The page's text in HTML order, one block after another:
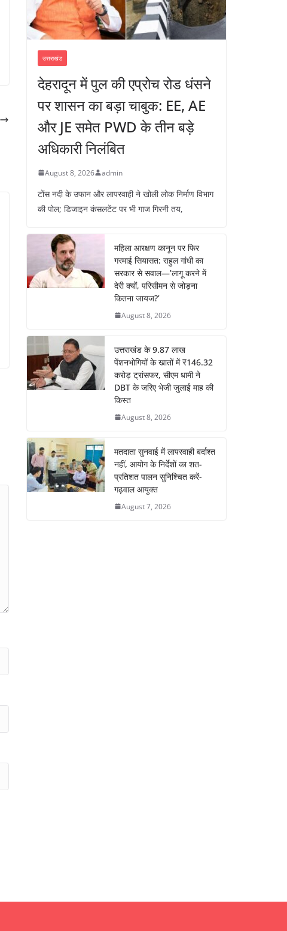
उत्तराखंड
देहरादून में पुल की एप्रोच रोड धंसने
पर शासन का बड़ा चाबुक: EE, AE
और JE समेत PWD के तीन बड़े
अधिकारी निलंबित
August 8, 2026 admin
टोंस नदी के उफान और लापरवाही ने खोली लोक निर्माण विभाग
की पोल; डिजाइन कंसलटेंट पर भी गाज गिरनी तय,
महिला आरक्षण कानून पर फिर
गरमाई सियासत: राहुल गांधी का
सरकार से सवाल—’लागू करने में
देरी क्यों, परिसीमन से जोड़ना
कितना जायज?’
August 8, 2026
उत्तराखंड के 9.87 लाख
पेंशनभोगियों के खातों में ₹146.32
करोड़ ट्रांसफर, सीएम धामी ने
DBT के जरिए भेजी जुलाई माह की
किस्त
August 8, 2026
मतदाता सुनवाई में लापरवाही बर्दाश्त
नहीं, आयोग के निर्देशों का शत-
प्रतिशत पालन सुनिश्चित करें-
गढ़वाल आयुक्त
August 7, 2026